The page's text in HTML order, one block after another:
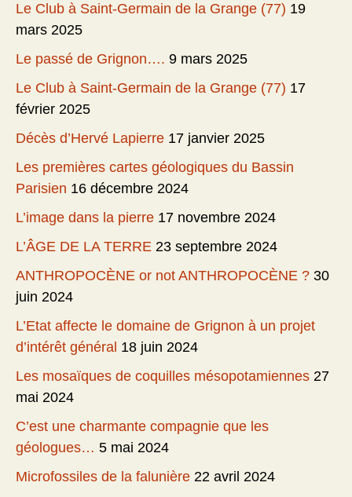
Le Club à Saint-Germain de la Grange (77) 19
mars 2025
Le passé de Grignon…. 9 mars 2025
Le Club à Saint-Germain de la Grange (77) 17
février 2025
Décès d’Hervé Lapierre 17 janvier 2025
Les premières cartes géologiques du Bassin
Parisien 16 décembre 2024
L’image dans la pierre 17 novembre 2024
L’ÂGE DE LA TERRE 23 septembre 2024
ANTHROPOCÈNE or not ANTHROPOCÈNE ? 30
juin 2024
L’Etat affecte le domaine de Grignon à un projet
d’intérêt général 18 juin 2024
Les mosaïques de coquilles mésopotamiennes 27
mai 2024
C’est une charmante compagnie que les
géologues… 5 mai 2024
Microfossiles de la falunière 22 avril 2024